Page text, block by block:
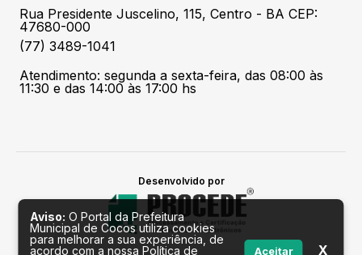
Rua Presidente Juscelino, 115, Centro - BA CEP:
47680-000
(77) 3489-1041
Atendimento: segunda a sexta-feira, das 08:00 às
11:30 e das 14:00 às 17:00 hs
Desenvolvido por
Aviso: O Portal da Prefeitura
Municipal de Cocos utiliza cookies
para melhorar a sua experiência, de
acordo com a nossa Política de
Aceitar X